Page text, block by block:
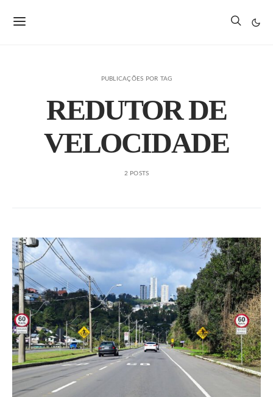
PUBLICAÇÕES POR TAG
REDUTOR DE
VELOCIDADE
2 POSTS